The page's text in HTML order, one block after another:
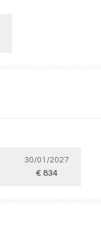
30/01/2027
€ 834